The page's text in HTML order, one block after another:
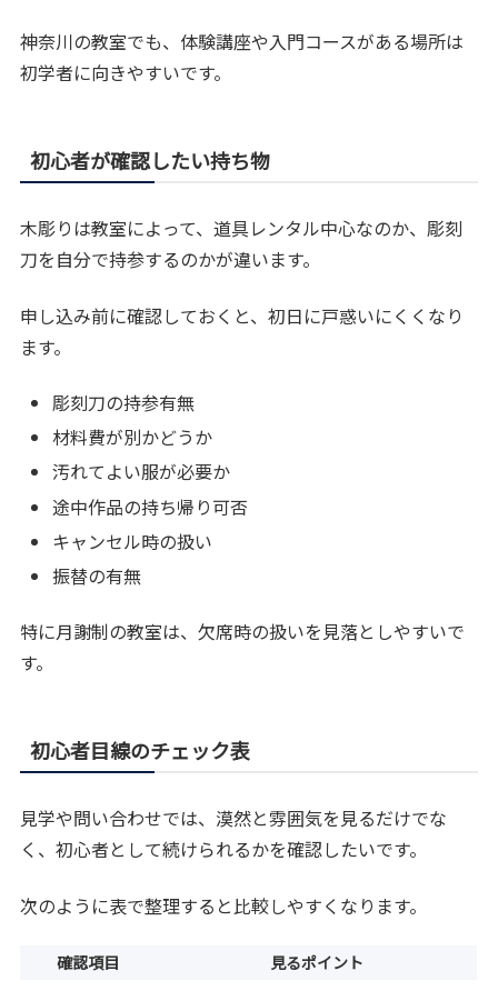
神奈川の教室でも、体験講座や入門コースがある場所は
初学者に向きやすいです。
初心者が確認したい持ち物
木彫りは教室によって、道具レンタル中心なのか、彫刻
刀を自分で持参するのかが違います。
申し込み前に確認しておくと、初日に戸惑いにくくなり
ます。
彫刻刀の持参有無
材料費が別かどうか
汚れてよい服が必要か
途中作品の持ち帰り可否
キャンセル時の扱い
振替の有無
特に月謝制の教室は、欠席時の扱いを見落としやすいで
す。
初心者目線のチェック表
見学や問い合わせでは、漠然と雰囲気を見るだけでな
く、初心者として続けられるかを確認したいです。
次のように表で整理すると比較しやすくなります。
確認項目 見るポイント